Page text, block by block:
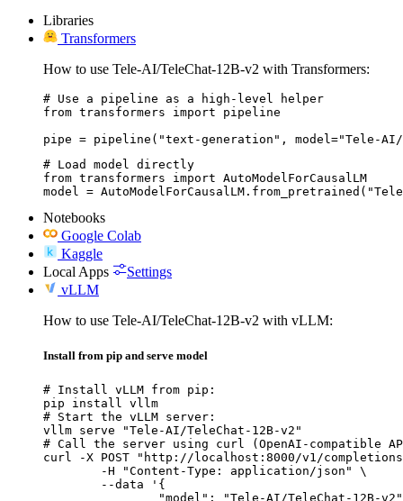
Libraries
Transformers
How to use Tele-AI/TeleChat-12B-v2 with Transformers:
# Use a pipeline as a high-level helper
from transformers import pipeline
pipe = pipeline("text-generation", model="Tele-AI/
# Load model directly
from transformers import AutoModelForCausalLM
model =
Notebooks
Google Colab
Kaggle
Local Apps
Settings
vLLM
How to use Tele-AI/TeleChat-12B-v2 with vLLM:
Install from pip and serve model
# Install vLLM from pip:
pip install vllm
# Start the vLLM server:
vllm serve "Tele-AI/TeleChat-12B-v2"
# Call the server using curl (OpenAI-compatible
curl -X POST "http://localhost:8000/v1/